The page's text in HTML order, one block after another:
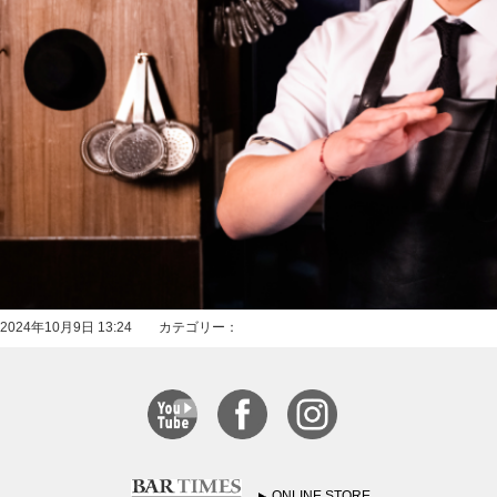
2024年10月9日 13:24 カテゴリー：